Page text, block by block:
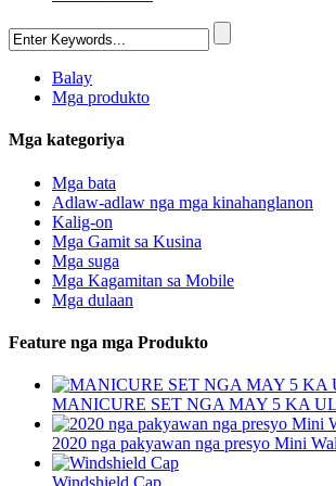
Balay
Mga produkto
Mga kategoriya
Mga bata
Adlaw-adlaw nga mga kinahanglanon
Kalig-on
Mga Gamit sa Kusina
Mga suga
Mga Kagamitan sa Mobile
Mga dulaan
Feature nga mga Produkto
MANICURE SET NGA MAY 5 KA
2020 nga pakyawan nga presyo Mini
Windshield Cap